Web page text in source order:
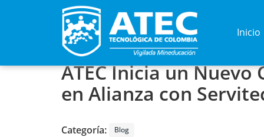
Inicio
ATEC Inicia un
en Alianza con
Categoría: Blog